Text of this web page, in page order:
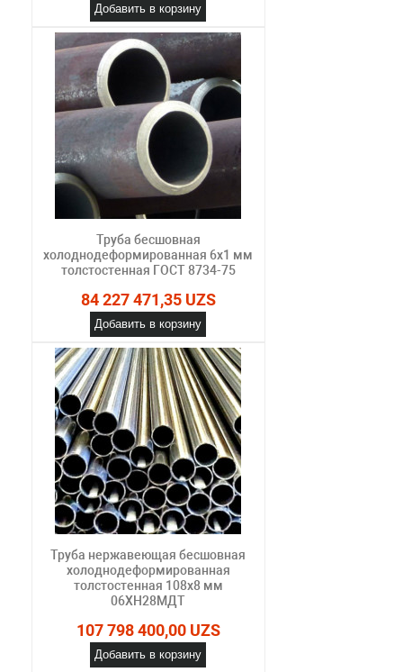
Добавить в корзину
Труба бесшовная
холоднодеформированная 6х1 мм
толстостенная ГОСТ 8734-75
84 227 471,35 UZS
Добавить в корзину
Труба нержавеющая бесшовная
холоднодеформированная
толстостенная 108х8 мм
06ХН28МДТ
107 798 400,00 UZS
Добавить в корзину